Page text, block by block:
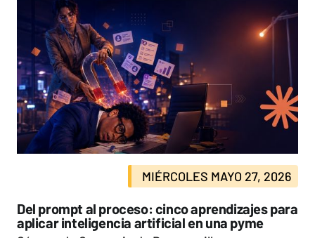
MIÉRCOLES MAYO 27, 2026
Del prompt al proceso: cinco aprendizajes para
aplicar inteligencia artificial en una pyme